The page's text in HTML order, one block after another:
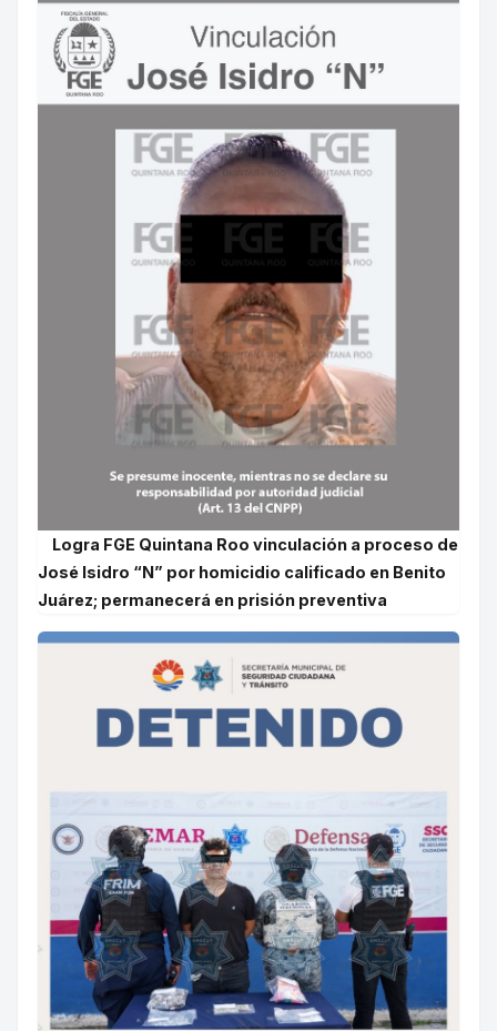
Logra FGE Quintana Roo vinculación a proceso de
José Isidro “N” por homicidio calificado en Benito
Juárez; permanecerá en prisión preventiva